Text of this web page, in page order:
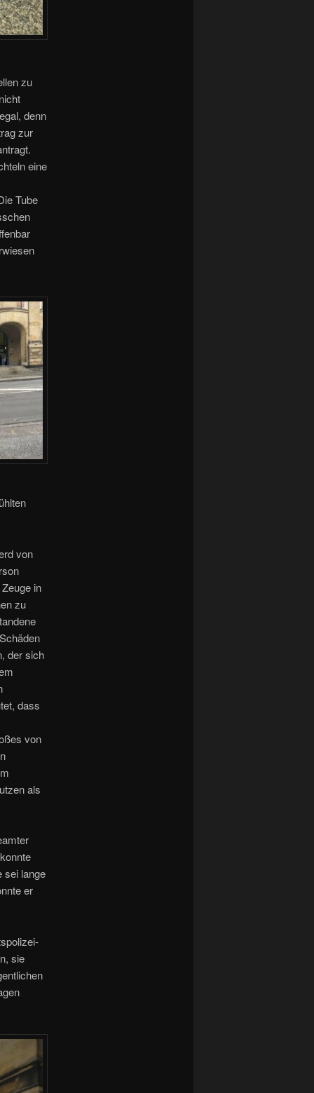
zu
denn
zur
eine
Tube
von
in
zu
der sich
dass
von
als
sei lange
er
sie